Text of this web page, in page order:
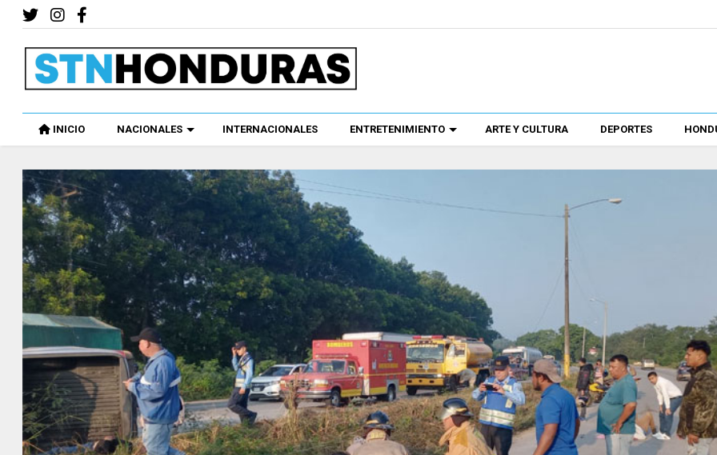
INICIO NACIONALES INTERNACIONALES ENTRETENIMIENTO ARTE Y CULTURA DEPORTES